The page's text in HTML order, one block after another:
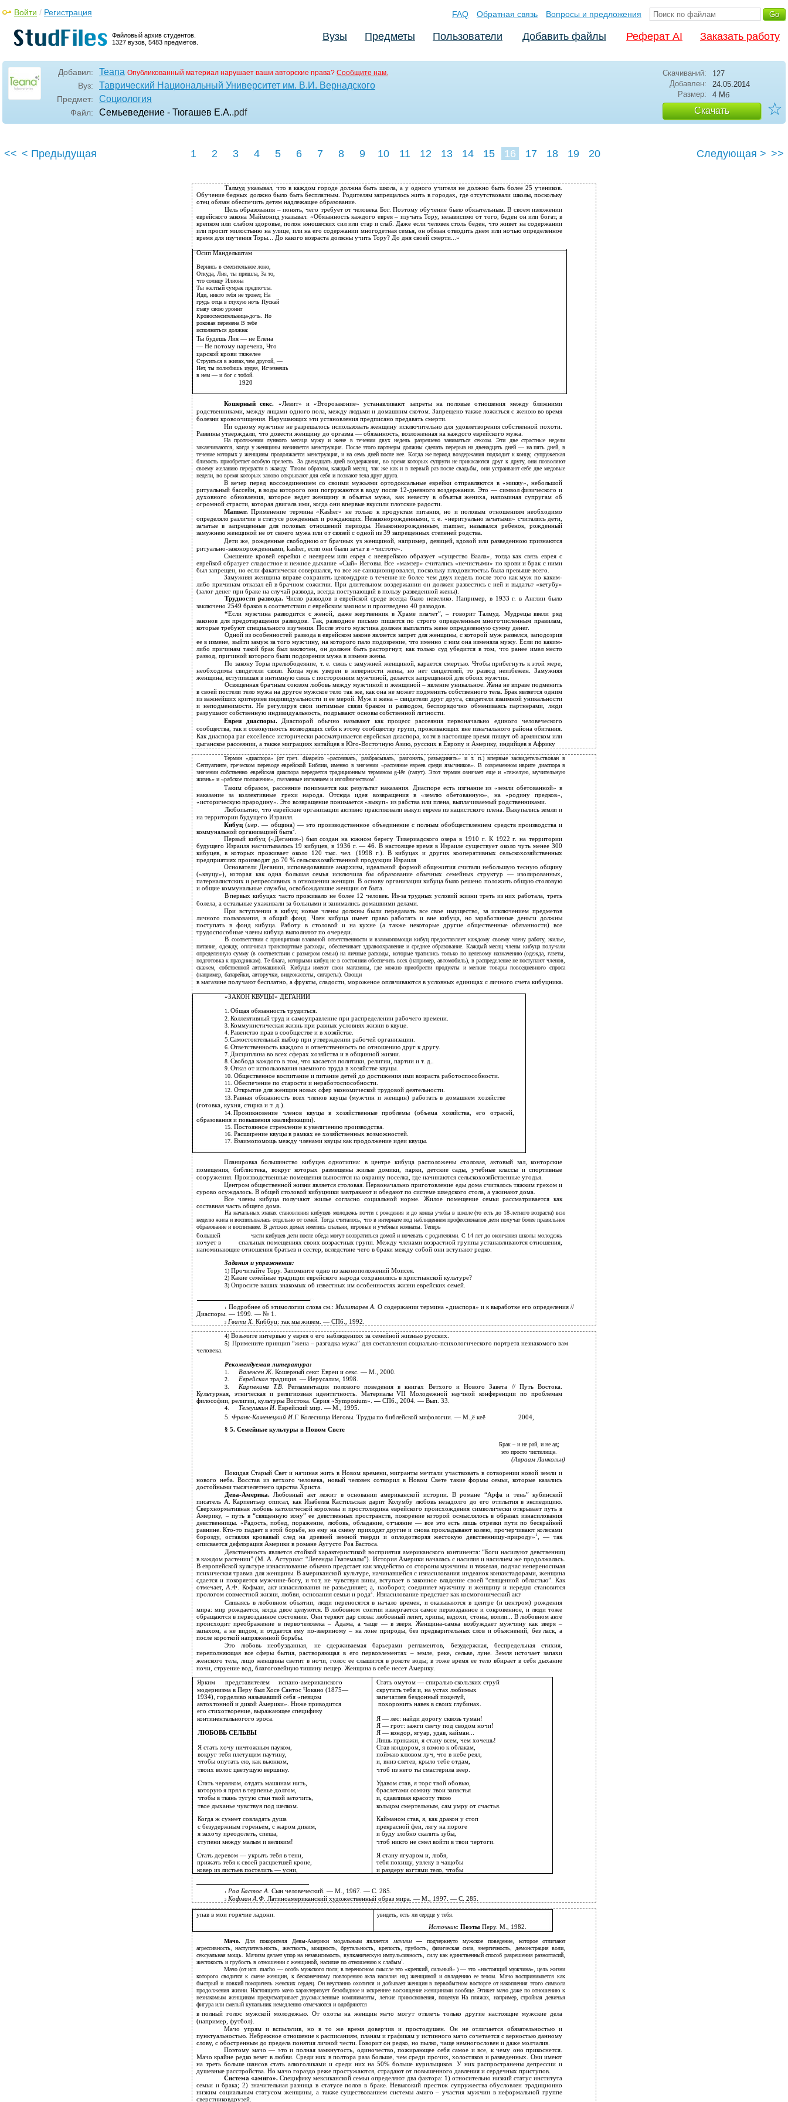
Файловый архив студентов.
1327 вузов, 5483 предметов.
Войти / Регистрация FAQ Обратная связь Вопросы и предложения
Вузы Предметы Пользователи Добавить файлы Реферат AI Заказать работу
Добавил: Teana Опубликованный материал нарушает ваши авторские права? Сообщите нам.
Вуз: Таврический Национальный Университет им. В.И. Вернадского
Предмет: Социология
Файл: Семьеведение - Тюгашев Е.А..pdf
Скачиваний:
127
Добавлен:
24.05.2014
Размер:
4 Мб
Скачать ☆
<< < Предыдущая 1 2 3 4 5 6 7 8 9 10 11 12 13 14 15 16 17 18 19 20 Следующая > >>
Талмуд указывал, что в каждом городе должна быть школа, а у одного учителя не должно быть более 25 учеников.
Обучение бедных должно было быть бесплатным. Родителям запрещалось жить в городах, где отсутствовали школы, поскольку
отец обязан обеспечить детям надлежащее образование.
Цель образования – понять, чего требует от человека Бог. Поэтому обучение было обязательным. В своем изложении
еврейского закона Маймонид указывал: «Обязанность каждого еврея – изучать Тору, независимо от того, беден он или богат, в
крепком или слабом здоровье, полон юношеских сил или стар и слаб. Даже если человек столь беден, что живет на содержании
или просит милостыню на улице, или на его содержании многодетная семья, он обязан отводить днем или ночью определенное
время для изучения Торы... До какого возраста должны учить Тору? До дня своей смерти...»
Осип Мандельштам
Вернись в смесительное лоно,
Откуда, Лия, ты пришла, За то,
что солнцу Илиона
Ты желтый сумрак предпочла.
Иди, никто тебя не тронет, На
грудь отца в глухую ночь Пускай
главу свою уронит
Кровосмесительница-дочь. Но
роковая перемена В тебе
исполниться должна:
Ты будешь Лия — не Елена
— Не потому наречена, Что
царской крови тяжелее
Струиться в жилах,чем другой, —
Нет, ты полюбишь иудея, Исчезнешь
в нем — и бог с тобой.
1920
Кошерный секс. «Левит» и «Второзаконие» устанавливают запреты на половые отношения между ближними
родственниками, между лицами одного пола, между людьми и домашним скотом. Запрещено также ложиться с женою во время
болезни кровоочищения. Нарушающих эти установления предписано предавать смерти.
Ни одному мужчине не разрешалось использовать женщину исключительно для удовлетворения собственной похоти.
Раввины утверждали, что довести женщину до оргазма — обязанность, возложенная на каждого еврейского мужа.
На протяжении лунного месяца мужу и жене в течении двух недель разрешено заниматься сексом. Эти две страстные недели
заканчиваются, когда у женщины начинается менструация. После этого партнеры должны сделать перерыв на двенадцать дней — на пять дней, в
течение которых у женщины продолжается менструация, и на семь дней после нее. Когда же период воздержания подходит к концу, супружеская
близость приобретает особую прелесть. За двенадцать дней воздержания, во время которых супруги не прикасаются друг к другу, они позволяют
своему желанию перерасти в жажду. Таким образом, каждый месяц, так же как и в первый раз после свадьбы, они устраивают себе две медовые
недели, во время которых заново открывают для себя и познают тела друг друга.
В вечер перед воссоединением со своими мужьями ортодоксальные еврейки отправляются в «микву», небольшой
ритуальный бассейн, в воды которого они погружаются в воду после 12-дневного воздержания. Это — символ физического и
духовного обновления, которое ведет женщину в объятья мужа, как невесту в объятья жениха, напоминая супругам об
огромной страсти, которая двигала ими, когда они впервые вкусили плотские радости.
Mamser.Применение термина «Kasher» не только к продуктам питания, но и половым отношениям необходимо
определяло различие в статусе рожденных и рождающих. Незаконорожденными, т. е. «неритуально зачатыми» считались дети,
зачатые в запрещенные для половых отношений периоды. Незаконнорожденным, mamser, назывался ребенок, рожденный
замужнею женщиной не от своего мужа или от связей с одной из 39 запрещенных степеней родства.
Дети же, рожденные свободною от брачных уз женщиной, например, девицей, вдовой или разведенною признаются
ритуально-законорожденными, kasher, если они были зачат в «чистоте».
Смешение кровей еврейки с неевреем или еврея с нееврейкою образует «существо Ваала», тогда как связь еврея с
еврейкой образует сладостное и нежное дыхание «Сый» Йеговы. Все «мамзер» считались «нечистыми» по крови и брак с ними
был запрещен, но если факатически совершался, то все же санкционировался, поскольку плодовитостьь была превыше всего.
Замужняя женщина вправе сохранять целомудрие в течение не более чем двух недель после того как муж по каким-
либо причинам отказал ей в брачном сожитии. При длительном воздержании он должен развестись с ней и выдатьт «кетубу»
(залог денег при браке на случай развода, всегда поступающий в пользу разведенной жены).
Трудности развода. Число разводов в еврейской среде всегда было невелико. Например, в 1933 г. в Англии было
заключено 2549 браков в соответствии с еврейским законом и произведено 40 разводов.
“Если мужчина разводится с женой, даже жертвенник в Храме плачет”, – говорит Талмуд. Мудрецы ввели ряд
законов для предотвращения разводов. Так, разводное письмо пишется по строго определенным многочисленным правилам,
которые требуют специального изучения. После этого мужчина должен выплатить жене определенную сумму денег.
Одной из особенностей развода в еврейском законе является запрет для женщины, с которой муж развелся, заподозрив
ее в измене, выйти замуж за того мужчину, на которого пало подозрение, что именно с ним она изменяла мужу. Если по каким-
либо причинам такой брак был заключен, он должен быть расторгнут, как только суд убедится в том, что ранее имел место
развод, причиной которого были подозрения мужа в измене жены.
По закону Торы прелюбодеяние, т. е. связь с замужней женщиной, карается смертью. Чтобы прибегнуть к этой мере,
необходимы свидетели связи. Когда муж уверен в неверности жены, но нет свидетелей, то развод неизбежен. Замужняя
женщина, вступившая в интимную связь с посторонним мужчиной, делается запрещенной для обоих мужчин.
Освященная брачным союзом любовь между мужчиной и женщиной – явление уникальное. Жена не вправе подменить
в своей постели тело мужа на другое мужское тело так же, как она не может подменить собственного тела. Брак является одним
из важнейших критериев индивидуальности и ее мерой. Муж и жена – свидетели друг друга, свидетели взаимной уникальности
и неподменимости. Не регулируя свои интимные связи браком и разводом, беспорядочно обмениваясь партнерами, люди
разрушают собственную индивидуальность, подрывают основы собственной личности.
Евреи диаспоры. Диаспорой обычно называют как процесс рассеяния первоначально единого человеческого
сообщества, так и совокупность возводящих себя к этому сообществу групп, проживающих вне изначального района обитания.
Как диаспора par excellence исторически рассматривается еврейская диаспора, хотя в настоящее время пишут об армянском или
цыганское рассеянии, а также миграциях китайцев в Юго-Восточную Азию, русских в Европу и Америку, индийцев в Африку
Термин «диаспора» (от греч. diaspeiro «рассеивать, разбрасывать, разгонять, разъединять» и т. п.) впервые засвидетельствован в
Септуагинте, греческом переводе еврейской Библии, именно в значении «рассеяние евреев среди язычников». В современном иврите диаспора в
значении собственно еврейская диаспора передается традиционным термином g-lёє (галут). Этот термин означает еще и «тяжелую, мучительную
жизнь» и «рабское положение», связанные изгнанием и изгойничеством1
Таким образом, рассеяние понимается как результат наказания. Диаспоре есть изгнание из «земли обетованной» в
наказание за коллективные грехи народа. Отсюда идея возвращения в «землю обетованную», на «родину предков»,
«историческую прародину». Это возвращение понимается «выкуп» из рабства или плена, выплачиваемый родственниками.
Любопытно, что еврейские организации активно практиковали выкуп евреев из нацистского плена. Выкупались земли и
на территории будущего Израиля.
Кибуц(ивр . — община) — это производственное объединение с полным обобществлением средств производства и
коммунальной организацией быта2
Первый кибуц («Дегания») был создан на южном берегу Тивериадского озера в 1910 г. К 1922 г. на территории
будущего Израиля насчитывалось 19 кибуцев, в 1936 г. — 46. В настоящее время в Израиле существует около чуть менее 300
кибуцев, в которых проживает около 120 тыс. чел. (1998 г.). В кибуцах и других кооперативных сельскохозяйственных
предприятиях производят до 70 % сельскохозяйственной продукции Израиля
Основатели Дегании, исповедовавшие анархизм, идеальной формой общежития считали небольшую тесную общину
(«квуцу»), которая как одна большая семья исключила бы образование обычных семейных структур — изолированных,
патерналистских и репрессивных в отношении женщин. В основу организации кибуца было решено положить общую столовую
и общие коммунальные службы, освобождавшие женщин от быта.
Впервых кибуцах часто проживало не более 12 человек. Из-за трудных условий жизни треть из них работала, треть
болела, а остальные ухаживали за больными и занимались домашними делами.
При вступлении в кибуц новые члены должны были передавать все свое имущество, за исключением предметов
личного пользования, в общий фонд. Член кибуца имеет право работать и вне кибуца, но заработанные деньги должны
поступать в фонд кибуца. Работу в столовой и на кухне (а также некоторые другие общественные обязанности) все
трудоспособные члены кибуца выполняют по очереди.
В соответствии с принципами взаимной ответственности и взаимопомощи кибуц предоставляет каждому своему члену работу, жилье,
питание, одежду, оплачивал транспортные расходы, обеспечивает здравоохранение и среднее образование. Каждый месяц члены кибуца получали
определенную сумму (в соответствии с размером семьи) на личные расходы, которые тратились только по целевому назначению (одежда, газеты,
подготовка к праздникам). Те блага, которыми кибуц не в состоянии обеспечить всех (например, автомобиль), в распределение не поступают членов,
скажем, собственной автомашиной. Кибуцы имеют свои магазины, где можно приобрести продукты и мелкие товары повседневного спроса
(например, батарейки, авторучки, видеокассеты, сигареты). Овощи
в магазине получают бесплатно, а фрукты, сладости, мороженое оплачиваются в условных единицах с личного счета кибуцника.
«ЗАКОН КВУЦЫ» ДЕГАНИИ
1. Общая обязанность трудиться.
2. Коллективный труд и самоуправление при распределении рабочего времени.
3. Коммунистическая жизнь при равных условиях жизни в квуце.
4. Равенство прав в сообществе и в хозяйстве.
5.Самостоятельный выбор при утверждении рабочей организации.
6. Ответственность каждого и ответственность по отношению друг к другу.
7. Дисциплина во всех сферах хозяйства и в общинной жизни.
8. Свобода каждого в том, что касается политики, религии, партии и т. д..
9. Отказ от использования наемного труда в хозяйстве квуцы.
10. Общественное воспитание и питание детей до достижения ими возраста работоспособности.
11. Обеспечение по старости и неработоспособности.
12. Открытие для женщин новых сфер экономической трудовой деятельности.
13. Равная обязанность всех членов квуцы (мужчин и женщин) работать в домашнем хозяйстве
(готовка, кухня, стирка и т. д.).
14. Проникновение членов квуцы в хозяйственные проблемы (объема хозяйства, его отрасей,
образования и повышения квалификации).
15. Постоянное стремление к увеличению производства.
16. Расширение квуцы в рамках ее хозяйственных возможностей.
17. Взаимопомощь между членами квуцы как продолжение идеи квуцы.
Планировка большинство кибуцев однотипна: в центре кибуца расположены столовая, актовый зал, конторские
помещения, библиотека, вокруг которых размещены жилые домики, парки, детские сады, учебные классы и спортивные
сооружения. Производственные помещения выносятся на окраину поселка, где начинаются сельскохозяйственные угодья.
Центром общественной жизни является столовая. Первоначально приготовление еды дома считалось тяжким грехом и
сурово осуждалось. В общей столовой кибуцники завтракают и обедают по системе шведского стола, а ужинают дома.
Все члены кибуца получают жилье согласно социальной норме. Жилое помещение семьи рассматривается как
составная часть общего дома.
На начальных этапах становления кибуцев молодежь почти с рождения и до конца учебы в школе (то есть до 18-летнего возраста) всю
неделю жила и воспитывалась отдельно от семей. Тогда считалось, что в интернате под наблюдением профессионалов дети получат более правильное
образование и воспитание. В детских домах имелись спальни, игровые и учебные комнаты. Теперь
большей части кибуцев дети после обеда могут возвратиться домой и ночевать с родителями. С 14 лет до окончания школы молодежь
ночует в
спальных помещениях своих возрастных групп. Между членами возрастной группы устанавливаются отношения,
напоминающие отношения братьев и сестер, вследствие чего в браки между собой они вступают редко.
Задания и упражнения:
1) Прочитайте Тору. Запомните одно из законоположений Моисея.
2) Какие семейные традиции еврейского народа сохранились в христианской культуре?
3) Опросите ваших знакомых об известных им особенностях жизни еврейских семей.
1 Подробнее об этимологии слова см.: Милитарев А. О содержании термина «диаспора» и к выработке его определения //
Диаспоры. — 1999. — № 1.
2 Гвати Х. Киббуц: так мы живем. — СПб., 1992.
4) Возьмите интервью у еврея о его наблюдениях за семейной жизнью русских.
5) Примените принцип “жена – разгадка мужа” для составления социально-психологического портрета незнакомого вам
человека.
Рекомендуемая литература:
1. Валенсен Ж. Кошерный секс: Евреи и секс. — М., 2000.
2. Еврейская традиция. — Иерусалим, 1998.
3. Карпекина Т.В.Регламентация полового поведения в книгах Ветхого и Нового Завета // Путь Востока.
Культурная, этническая и религиозная идентичность. Материалы VII Молодежной научной конференции по проблемам
философии, религии, культуры Востока. Серия «Symposium». — СПб., 2004. — Вып. 33.
4. Телеушкин И. Еврейский мир. — М., 1995.
5. Франк-Каменецкий И.Г. Колесница Иеговы. Труды по библейской мифологии. — М.,ё кеё
2004,
§ 5. Семейные культуры в Новом Свете
Брак – и не рай, и не ад;
это просто чистилище.
(Авраам Линкольн)
Покидая Старый Свет и начиная жить в Новом времени, мигранты мечтали участвовать в сотворении новой земли и
нового неба. Восстав из ветхого человека, новый человек сотворил в Новом Свете такие формы семьи, которые казались
достойными тысячелетнего царства Христа.
Дева-Америка. Любовный акт лежит в основании американской истории. В романе “Арфа и тень” кубинский
писатель А. Карпентьер описал, как Изабелла Кастильская дарит Колумбу любовь незадолго до его отплытия в экспедицию.
Сверхнормативная любовь католической королевы и простолюдина еврейского происхождения символически открывает путь в
Америку, – путь в “священную зону” ее девственных пространств, покорение которой осмыслялось в образах изнасилования
девственницы. «Радость, побед, поражение, любовь, обладание, отчаяние — все это есть лишь отрезки пути по бескрайней
равнине. Кто-то падает в этой борьбе, но ему на смену приходят другие и снова прокладывают колею, прочерчивают колесами
борозду, оставляя кровавый след на древней земной тверди и оплодотворяя жестокую девственницу-природу» 1
, — так
описвается дефлорация Америки в романе Аугусто Роа Бастоса.
Девственность является стойкой характеристикой восприятия американского континента: “Боги насилуют девственниц
в каждом растении” (М. А. Астуриас: “Легенды Гватемалы”). История Америки началась с насилия и насилием же продолжалась.
В европейской культуре изнасилование обычно предстает как злодейство со стороны мужчины и тяжелая, подчас непереносимая
психическая травма для женщины. В американской культуре, начинавшейся с изнасилования индеанок конкистадорами, женщина
сдается и покоряется мужчине-богу, и тот, не чувствуя вины, вступает в законное владение своей “священной областью”. Как
отмечает, А.Ф. Кофман, акт изнасилования не разъединяет, а, наоборот, соединяет мужчину и женщину и нередко становится
прологом совместной жизни, любви, основания семьи и рода2
. Изнасилование предстает как космогонический акт
Сливаясь в любовном объятии, люди переносятся в начало времен, и оказываются в центре (и центром) рождения
мира: мир рождается, когда двое целуются. В любовном соитии извергается самое первозданное и сокровенное, и люди тоже
обращаются в первозданное состояние. Они теряют дар слова: любовный лепет, хрипы, вздохи, стоны, вопли... В любовном акте
происходит преображение в первочеловека – Адама, а чаще — в зверя. Женщина-самка возбуждает мужчину как зверя –
запахом, а не видом, и отдается ему по-звериному – на лоне природы, без предварительных слов и объяснений, без ласк, а
после короткой напряженной борьбы.
Это любовь необузданная, не сдерживаемая барьерами регламентов, безудержная, беспредельная стихия,
переполняющая все сферы бытия, растворяющая в его первоэлементах – земле, реке, сельве, луне. Земля источает запахи
женского тела, лицо женщины светит в ночи, голос ее слышится в рокоте воды; в тоже время ее тело вбирает в себя дыхание
ночи, струение вод, благоговейную тишину пещер. Женщина в себе несет Америку.
Ярким
представителем испано-американского
Стать омутом — спиралью скользких струй
модернизма в Перу был Хосе Сантос Чокано (1875—
скрутить тебя и, на устах любимых
1934), горделиво называвший себя «певцом
запечатлев бездонный поцелуй,
автохтонной и дикой Америки». Ниже приводится
похоронить навек в своих глубинах.
его стихотворение, выражающее специфику
континентальногого эроса.
Я — лес: найди дорогу сквозь туман!
Я — грот: зажги свечу под сводом ночи!
ЛЮБОВЬ СЕЛЬВЫ
Я — кондор, ягуар, удав, кайман...
Лишь прикажи, я стану всем, чем хочешь!
Я стать хочу ничтожным пауком,
Став кондором, я взмою к облакам,
вокруг тебя плетущим паутину,
поймаю клювом луч, что в небе реял,
чтобы опутать ею, как вьюнком,
и, вниз слетев, крыло тебе отдам,
твоих волос цветущую вершину.
чтоб из него ты смастерила веер.
Стать червяком, отдать машинам нить,
Удавом став, я торс твой обовью,
которую я прял в терпенье долгом,
браслетами сомкну твои запястья
чтобы в ткань тугую стан твой заточить,
и, сдавливая красоту твою
твое дыханье чувствуя под шелком.
кольцом смертельным, сам умру от счастья.
Когда ж сумеет совладать душа
Кайманом став, я, как дракон у стоп
с безудержным гореньем, с жаром диким,
прекрасной феи, лягу на пороге
я захочу преодолеть, спеша,
и буду злобно скалить зубы,
ступени между малым и великим!
чтоб никто не смел войти в твои чертоги.
Стать деревом — укрыть тебя в тени,
Я стану ягуаром и, любя,
прижать тебя к своей расцветшей кроне,
тебя похищу, увлеку в чащобы
ковер из листьев постелить — усни,
и раздеру когтями тело, чтобы
1 Роа Бастос А . Сын человеческий. — М., 1967. — С. 285.
2 Кофман А.Ф. Латиноамериканский художественный образ мира. — М., 1997. — С. 285.
упав в мои горячие ладони. увидеть, есть ли сердце у тебя.
Источник: Поэты Перу. М., 1982.
Мачо. Для покорителя Девы-Америки модальным является мачизм — подчеркнуто мужское поведение, которое отличают
агрессивность, наступательность, жесткость, мощность, брутальность, крепость, грубость, физическая сила, энергичность, демонстрация воли,
сексуальная мощь. Мачизм делает упор на независимость, вулканическую импульсивность, силу как единственный способ разрешения разногласий,
жестокость и грубость в отношении с женщиной, насилие по отношению к слабым1
Мачо (от исп. macho — особь мужского пола; в переносном смысле это «крепкий, сильный» ) — это «настоящий мужчина», цель жизни
которого сводится к смене женщин, к бесконечному повторению акта насилия над женщиной и овладению ее телом. Мачо воспринимается как
быстрый и ловкий покоритель женских сердец. Он неустанно охотится и добывает женщин в первобытном восторге от накопления этого символа
продолжения жизни. Настоящего мачо характеризует безобидное и искреннее восхищение женщинами вообще. Этикет мачо даже по отношению к
незнакомым женщинам предусматривает двусмысленные комплименты, легкие прикосновения, поцелуи На пляжах, например, стройная девичья
фигура или смелый купальник немедленно отмечаются и одобряются
в полный голос мужской молодежью. От охоты на женщин мачо могут отвлечь только другие настоящие мужские дела
(например, футбол).
Мачо упрям и вспыльчив, но в то же время доверчив и простодушен. Он не отличается обязательностью и
пунктуальностью. Небрежное отношение к расписаниям, планам и графикам у истинного мачо сочетается с верностью данному
слову, с обостренным до предела понятия личной чести. Говорит он редко, но пылко, чаще немногословен и даже молчалив.
Поэтому мачо — это и полная замкнутость, одиночество, пожирающее себя самое и все, к чему оно прикоснется.
Мачо крайне редко везет в любви. Среди них в полтора раза больше, чем среди прочих, холостяков и разведенных. Они имеют
на треть больше шансов стать алкоголиками и среди них на 50% больше курильщиков. У них распространены депрессии и
душевные расстройства. Но мачо гораздо реже простужаются, страдают от повышенного давления и сердечных приступов.
Система «амиго».Специфику мексиканской семьи определяют два фактора: 1) относительно низкий статус института
семьи и брака; 2) значительная разница в статусе полов в браке. Невысокий престиж супружества обусловлен традиционно
низким социальным статусом женщины, а также существованием системы амиго – участия мужчин в неформальной группе
сверстниковдрузей.